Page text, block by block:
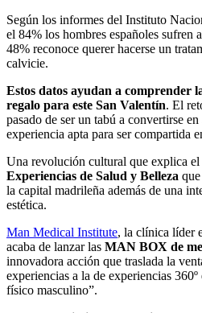
Según los informes del Instituto
el 84% los hombres españoles sufren
48% reconoce querer hacerse un
calvicie.
Estos datos ayudan a comprender
regalo para este San Valentín. El
pasado de ser un tabú a convertirse
experiencia apta para ser compartida
Una revolución cultural que explica el
Experiencias de Salud y Belleza
la capital madrileña además de una
estética.
Man Medical Institute, la clínica líder
acaba de lanzar las MAN BOX de
innovadora acción que traslada la
experiencias a la de experiencias
físico masculino”.